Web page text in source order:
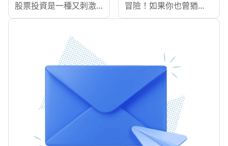
未來盈利的投資。
者各有獨特的優勢及風
險，清楚他們的特性，
指南將會為你講解債券
市場及股票市場的基本
運作，亦會為你拆解股
票、股份及債券的分
別，讓你更好地決定哪
種方法才最適合你的投
資目標。
股票投資是一種又刺激
又有潛力的理財方法。
「炒股賺大錢」，但同
時又有新聞報道說有人
輸到一身債！到底股票
是什麼？如何買股票才
能穩穩陣陣的賺錢？本
文會由淺入深，手把手
教您新手如何買股票，
從基本概念、不同股票
冒險！如果你也曾猶
豫，擔心一進場就「輸
2025 年，隨著金融科技
的不斷進步，模擬交易
平台已經成為投資者的
虛擬訓練場，讓你在零
風險的環境下練成一身
本領。本文將帶你了解
模擬交易的運作方式，